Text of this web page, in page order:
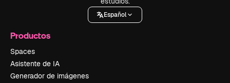
Español
Productos
Spaces
Asistente de IA
Generador de imágenes